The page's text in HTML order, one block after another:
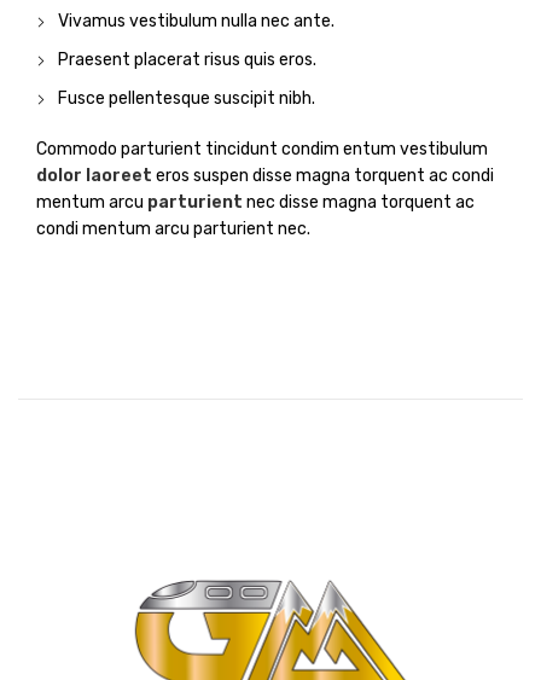
Vivamus vestibulum nulla nec ante.
Praesent placerat risus quis eros.
Fusce pellentesque suscipit nibh.
Commodo parturient tincidunt condim entum vestibulum
dolor laoreet eros suspen disse magna torquent ac condi
mentum arcu parturient nec disse magna torquent ac
condi mentum arcu parturient nec.